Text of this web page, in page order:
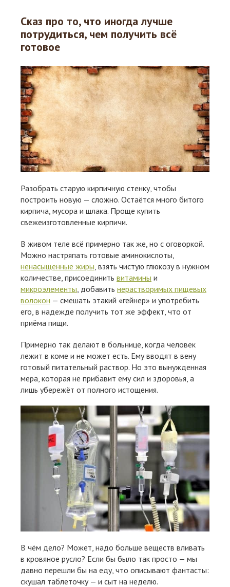
Сказ про то, что иногда лучше
потрудиться, чем получить всё
готовое
Разобрать старую кирпичную стенку, чтобы
построить новую — сложно. Остаётся много битого
кирпича, мусора и шлака. Проще купить
свежеизготовленные кирпичи.
В живом теле всё примерно так же, но с оговоркой.
Можно настряпать готовые аминокислоты,
ненасыщенные жиры, взять чистую глюкозу в нужном
количестве, присоединить витамины и
микроэлементы, добавить нерастворимых пищевых
волокон — смешать этакий «гейнер» и употребить
его, в надежде получить тот же эффект, что от
приёма пищи.
Примерно так делают в больнице, когда человек
лежит в коме и не может есть. Ему вводят в вену
готовый питательный раствор. Но это вынужденная
мера, которая не прибавит ему сил и здоровья, а
лишь убережёт от полного истощения.
В чём дело? Может, надо больше веществ вливать
в кровяное русло? Если бы было так просто — мы
давно перешли бы на еду, что описывают фантасты:
скушал таблеточку — и сыт на неделю.